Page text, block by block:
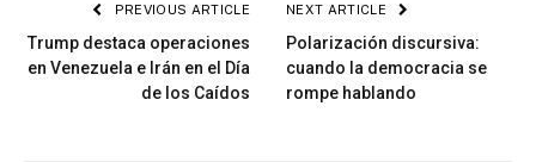
PREVIOUS ARTICLE
Trump destaca operaciones
en Venezuela e Irán en el Día
de los Caídos
NEXT ARTICLE
Polarización discursiva:
cuando la democracia se
rompe hablando